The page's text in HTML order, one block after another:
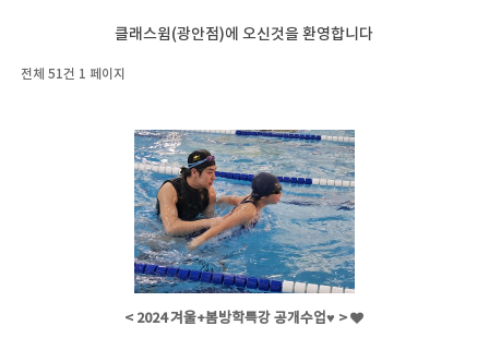
클래스윔(광안점)에 오신것을 환영합니다
전체 51건 1 페이지
< 2024 겨울+봄방학특강 공개수업♥ >